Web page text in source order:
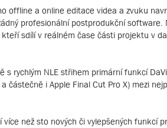
offline a online editace videa a zvuku
profesionální postprodukční
sdílí v reálném čase části projektu v
s rychlým NLE střihem primární funkcí
částečně i Apple Final Cut Pro X) mezi
více než sto nových či vylepšených funkcí